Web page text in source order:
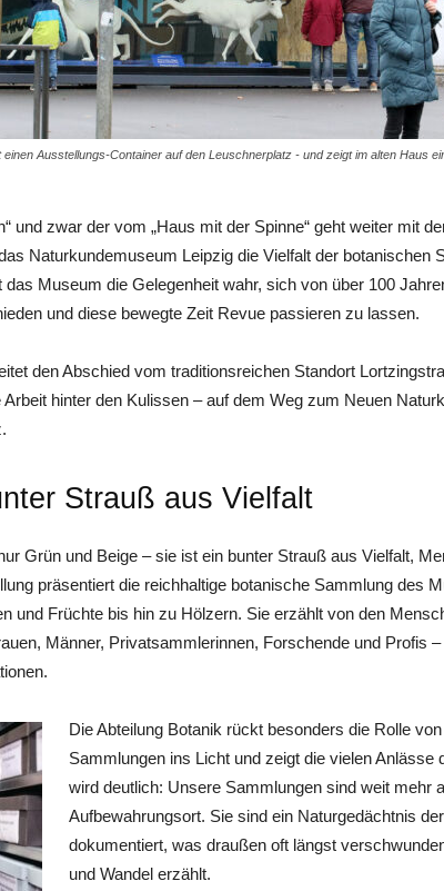
Ausstellungs-Container auf den Leuschnerplatz - und zeigt im alten Haus
und zwar der vom „Haus mit der Spinne“ geht weiter mit
Naturkundemuseum Leipzig die Vielfalt der botanischen
Museum die Gelegenheit wahr, sich von über 100
und diese bewegte Zeit Revue passieren zu lassen.
den Abschied vom traditionsreichen Standort
hinter den Kulissen – auf dem Weg zum Neuen
Strauß aus Vielfalt
Grün und Beige – sie ist ein bunter Strauß aus Vielfalt,
präsentiert die reichhaltige botanische Sammlung des
und Früchte bis hin zu Hölzern. Sie erzählt von den
Männer, Privatsammlerinnen, Forschende und Profis
Die Abteilung Botanik rückt besonders die Rolle
Sammlungen ins Licht und zeigt die vielen Anlässe
wird deutlich: Unsere Sammlungen sind weit mehr
Aufbewahrungsort. Sie sind ein Naturgedächtnis
dokumentiert, was draußen oft längst
und Wandel erzählt.